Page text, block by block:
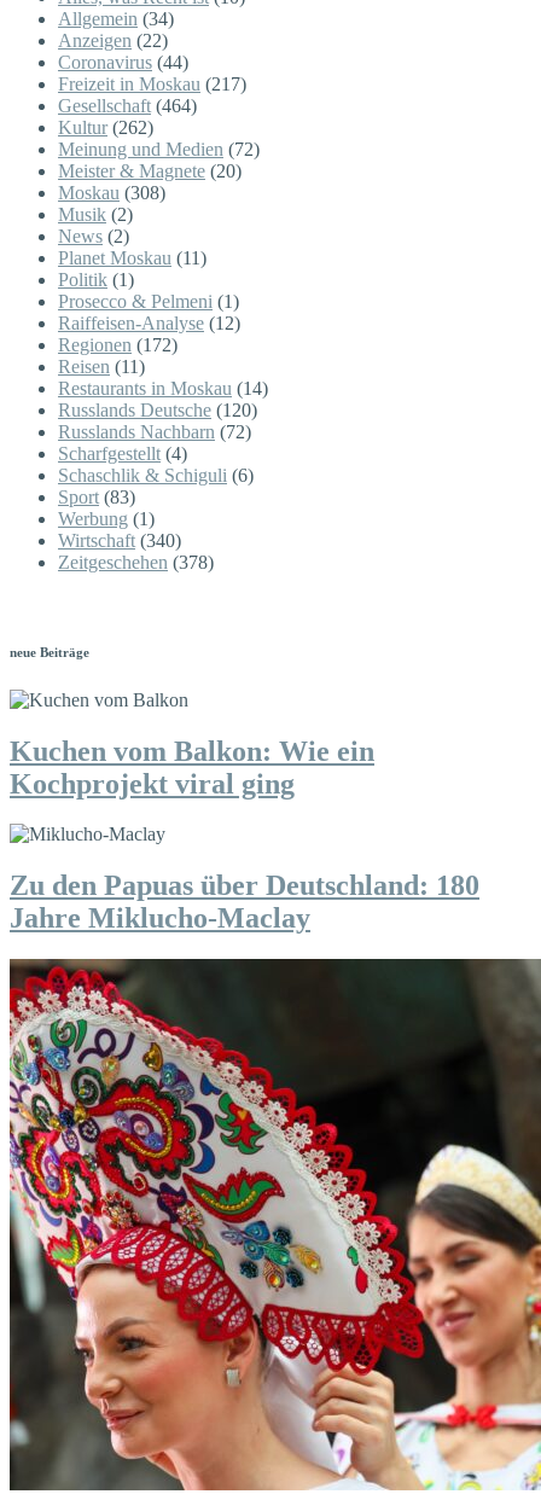
Allgemein (34)
Anzeigen (22)
Coronavirus (44)
Freizeit in Moskau (217)
Gesellschaft (464)
Kultur(262)
Meinung und Medien (72)
Meister & Magnete (20)
Moskau (308)
Musik (2)
News (2)
Planet Moskau (11)
Politik (1)
Prosecco & Pelmeni (1)
Raiffeisen-Analyse (12)
Regionen (172)
Reisen (11)
Restaurants in Moskau (14)
Russlands Deutsche (120)
Russlands Nachbarn (72)
Scharfgestellt (4)
Schaschlik & Schiguli (6)
Sport (83)
Werbung (1)
Wirtschaft (340)
Zeitgeschehen (378)
neue Beiträge
Kuchen vom Balkon: Wie ein
Kochprojekt viral ging
Zu den Papuas über Deutschland: 180
Jahre Miklucho-Maclay